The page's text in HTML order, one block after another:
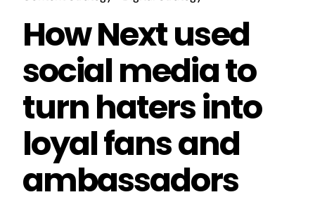
Sectores
Canal Denuncias
Acceso a Clientes
How Next used
social media to
turn haters into
loyal fans and
ambassadors